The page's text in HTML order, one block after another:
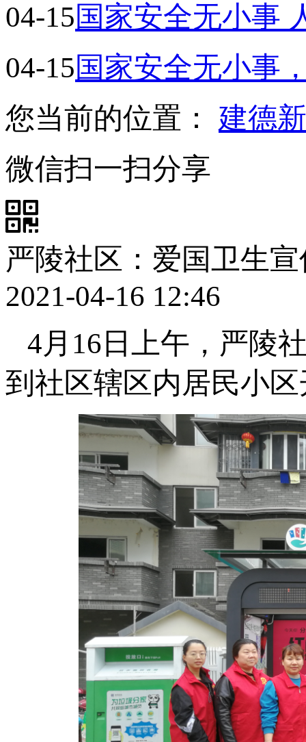
04-15 国家安全无小事
04-15 国家安全无小事
您当前的位置： 建德
微信扫一扫分享
严陵社区：爱国卫生
2021-04-16 12:46
4月16日上午，严陵
到社区辖区内居民小